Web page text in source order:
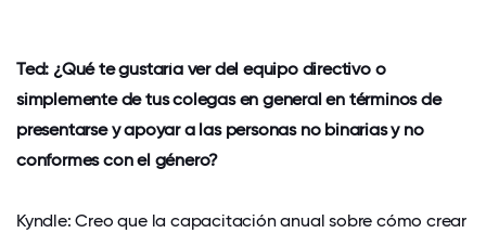
Ted: ¿Qué te gustaría ver del equipo directivo o
simplemente de tus colegas en general en términos de
presentarse y apoyar a las personas no binarias y no
conformes con el género?
Kyndle: Creo que la capacitación anual sobre cómo crear